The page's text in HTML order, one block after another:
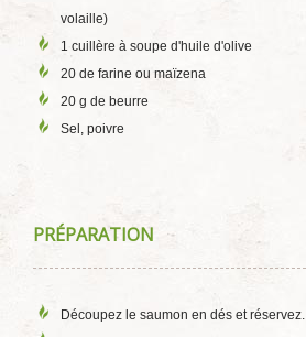
volaille)
1 cuillère à soupe d'huile d'olive
20 de farine ou maïzena
20 g de beurre
Sel, poivre
PRÉPARATION
Découpez le saumon en dés et réservez.